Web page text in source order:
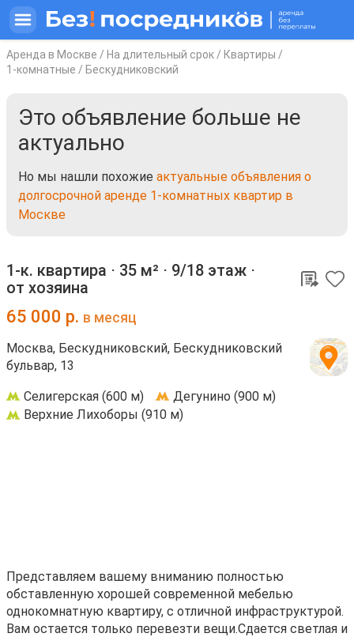
Аренда в Москве / На длительный срок / Квартиры /
1-комнатные / Бескудниковский
Это объявление больше не
актуально
Но мы нашли похожие актуальные объявления о
долгосрочной аренде 1-комнатных квартир в
Москве
1-к. квартира ⋅ 35 м² ⋅ 9/18 этаж ⋅
от хозяина
65 000 р. в месяц
Москва, Бескудниковский, Бескудниковский
бульвар, 13
Селигерская (600 м)
Дегунино (900 м)
Верхние Лихоборы (910 м)
Представляем вашему вниманию полностью
обставленную хорошей современной мебелью
однокомнатную квартиру, с отличной инфраструктурой.
Вам остается только перевезти вещи.Сдается светлая и